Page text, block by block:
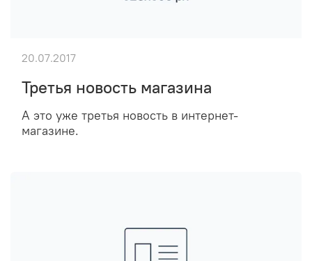
Третья новость магазина
А это уже третья новость в интернет-
магазине.
20.07.2017